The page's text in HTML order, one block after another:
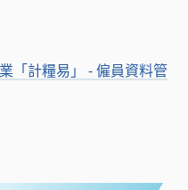
「計糧易」 - 僱員資料管